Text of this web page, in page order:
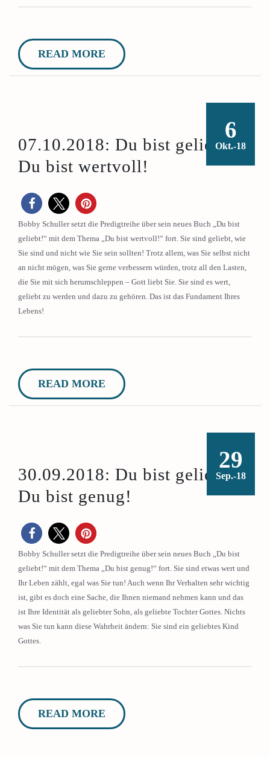
READ MORE
6
Okt.-18
07.10.2018: Du bist geliebt –
Du bist wertvoll!
Bobby Schuller setzt die Predigtreihe über sein neues Buch „Du bist
geliebt!“ mit dem Thema „Du bist wertvoll!“ fort. Sie sind geliebt, wie
Sie sind und nicht wie Sie sein sollten! Trotz allem, was Sie selbst nicht
an nicht mögen, was Sie gerne verbessern würden, trotz all den Lasten,
die Sie mit sich herumschleppen – Gott liebt Sie. Sie sind es wert,
geliebt zu werden und dazu zu gehören. Das ist das Fundament Ihres
Lebens!
READ MORE
29
Sep.-18
30.09.2018: Du bist geliebt –
Du bist genug!
Bobby Schuller setzt die Predigtreihe über sein neues Buch „Du bist
geliebt!“ mit dem Thema „Du bist genug!“ fort. Sie sind etwas wert und
Ihr Leben zählt, egal was Sie tun! Auch wenn Ihr Verhalten sehr wichtig
ist, gibt es doch eine Sache, die Ihnen niemand nehmen kann und das
ist Ihre Identität als geliebter Sohn, als geliebte Tochter Gottes. Nichts
was Sie tun kann diese Wahrheit ändern: Sie sind ein geliebtes Kind
Gottes.
READ MORE